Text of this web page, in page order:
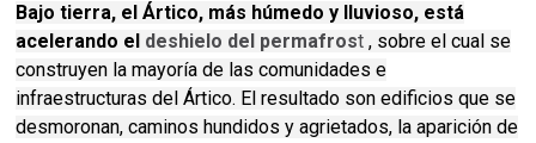
Bajo tierra, el Ártico, más húmedo y lluvioso, está
acelerando el deshielo del permafrost , sobre el cual se
construyen la mayoría de las comunidades e
infraestructuras del Ártico. El resultado son edificios que se
desmoronan, caminos hundidos y agrietados, la aparición de